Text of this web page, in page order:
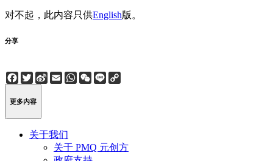
对不起，此内容只供English版。
分享
Facebook
Twitter
Sina
Weibo
EmailWhatsApp
WeChat
Line
更多内容
关于我们
关于 PMQ 元创方